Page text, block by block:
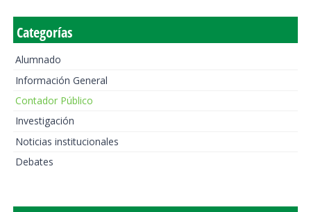
Categorías
Alumnado
Información General
Contador Público
Investigación
Noticias institucionales
Debates